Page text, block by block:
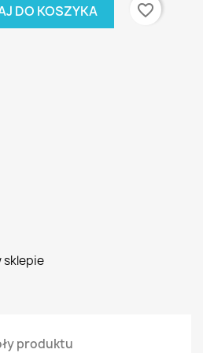
DO KOSZYKA
favorite_border
sklepie
produktu